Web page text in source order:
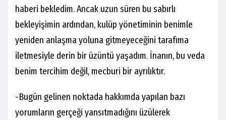
haberi bekledim. Ancak uzun süren bu sabırlı
bekleyişimin ardından, kulüp yönetiminin benimle
yeniden anlaşma yoluna gitmeyeceğini tarafıma
iletmesiyle derin bir üzüntü yaşadım. İnanın, bu veda
benim tercihim değil, mecburi bir ayrılıktır.
-Bugün gelinen noktada hakkımda yapılan bazı
yorumların gerçeği yansıtmadığını üzülerek